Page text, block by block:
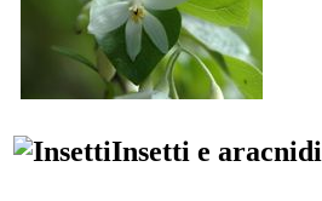
Insetti e aracnidi